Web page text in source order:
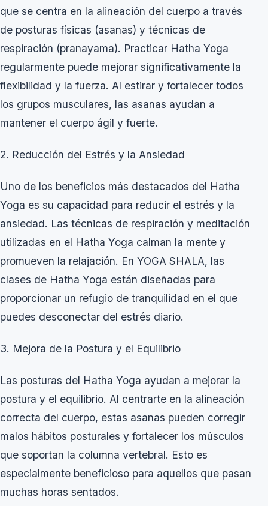
que se centra en la alineación del cuerpo a través
de posturas físicas (asanas) y técnicas de
respiración (pranayama). Practicar Hatha Yoga
regularmente puede mejorar significativamente la
flexibilidad y la fuerza. Al estirar y fortalecer todos
los grupos musculares, las asanas ayudan a
mantener el cuerpo ágil y fuerte.
2. Reducción del Estrés y la Ansiedad
Uno de los beneficios más destacados del Hatha
Yoga es su capacidad para reducir el estrés y la
ansiedad. Las técnicas de respiración y meditación
utilizadas en el Hatha Yoga calman la mente y
promueven la relajación. En YOGA SHALA, las
clases de Hatha Yoga están diseñadas para
proporcionar un refugio de tranquilidad en el que
puedes desconectar del estrés diario.
3. Mejora de la Postura y el Equilibrio
Las posturas del Hatha Yoga ayudan a mejorar la
postura y el equilibrio. Al centrarte en la alineación
correcta del cuerpo, estas asanas pueden corregir
malos hábitos posturales y fortalecer los músculos
que soportan la columna vertebral. Esto es
especialmente beneficioso para aquellos que pasan
muchas horas sentados.